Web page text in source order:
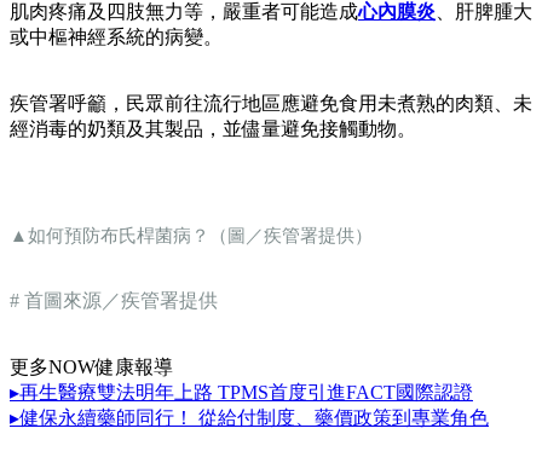
肌肉疼痛及四肢無力等，嚴重者可能造成心內膜炎 、肝脾腫大
或中樞神經系統的病變。
疾管署呼籲，民眾前往流行地區應避免食用未煮熟的肉類、未
經消毒的奶類及其製品，並儘量避免接觸動物。
▲如何預防布氏桿菌病？（圖／疾管署提供）
# 首圖來源／疾管署提供
更多NOW健康報導
▸再生醫療雙法明年上路 TPMS首度引進FACT國際認證
▸健保永續藥師同行！ 從給付制度、藥價政策到專業角色